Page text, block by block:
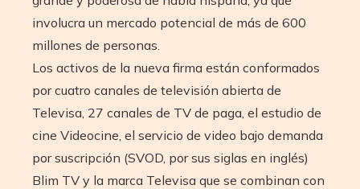
involucra un mercado potencial de más de 600
millones de personas.
Los activos de la nueva firma están conformados
por cuatro canales de televisión abierta de
Televisa, 27 canales de TV de paga, el estudio de
cine Videocine, el servicio de video bajo demanda
por suscripción (SVOD, por sus siglas en inglés)
Blim TV y la marca Televisa que se combinan con